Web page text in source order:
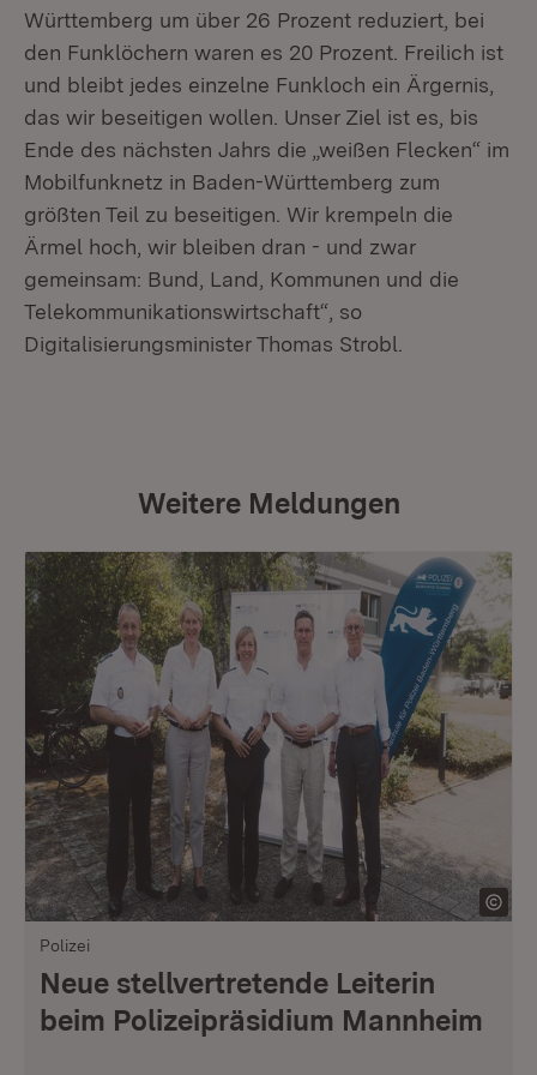
Württemberg um über 26 Prozent reduziert, bei
den Funklöchern waren es 20 Prozent. Freilich ist
und bleibt jedes einzelne Funkloch ein Ärgernis,
das wir beseitigen wollen. Unser Ziel ist es, bis
Ende des nächsten Jahrs die „weißen Flecken“ im
Mobilfunknetz in Baden-Württemberg zum
größten Teil zu beseitigen. Wir krempeln die
Ärmel hoch, wir bleiben dran - und zwar
gemeinsam: Bund, Land, Kommunen und die
Telekommunikationswirtschaft“, so
Digitalisierungsminister Thomas Strobl.
Weitere Meldungen
Polizei
Neue stellvertretende Leiterin
beim Polizeipräsidium Mannheim